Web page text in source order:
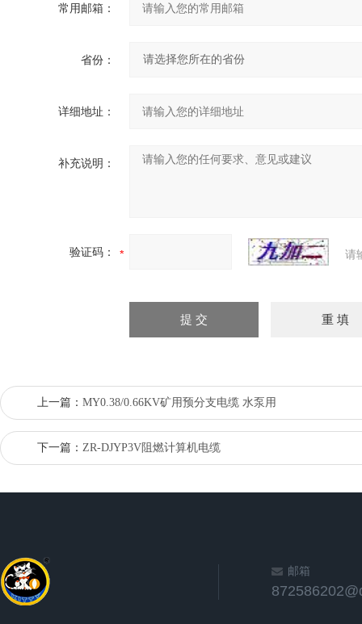
常用邮箱：
省份：
详细地址：
补充说明：
验证码： 请
上一篇： MY0.38/0.66KV矿用预分支电缆 水泵用
下一篇： ZR-DJYP3V阻燃计算机电缆
邮箱